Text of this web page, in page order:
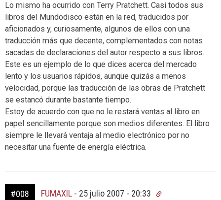
Lo mismo ha ocurrido con Terry Pratchett. Casi todos sus
libros del Mundodisco están en la red, traducidos por
aficionados y, curiosamente, algunos de ellos con una
traducción más que decente, complementados con notas
sacadas de declaraciones del autor respecto a sus libros.
Este es un ejemplo de lo que dices acerca del mercado
lento y los usuarios rápidos, aunque quizás a menos
velocidad, porque las traducción de las obras de Pratchett
se estancó durante bastante tiempo.
Estoy de acuerdo con que no le restará ventas al libro en
papel sencillamente porque son medios diferentes. El libro
siempre le llevará ventaja al medio electrónico por no
necesitar una fuente de energía eléctrica.
#008 FUMAXIL - 25 julio 2007 - 20:33